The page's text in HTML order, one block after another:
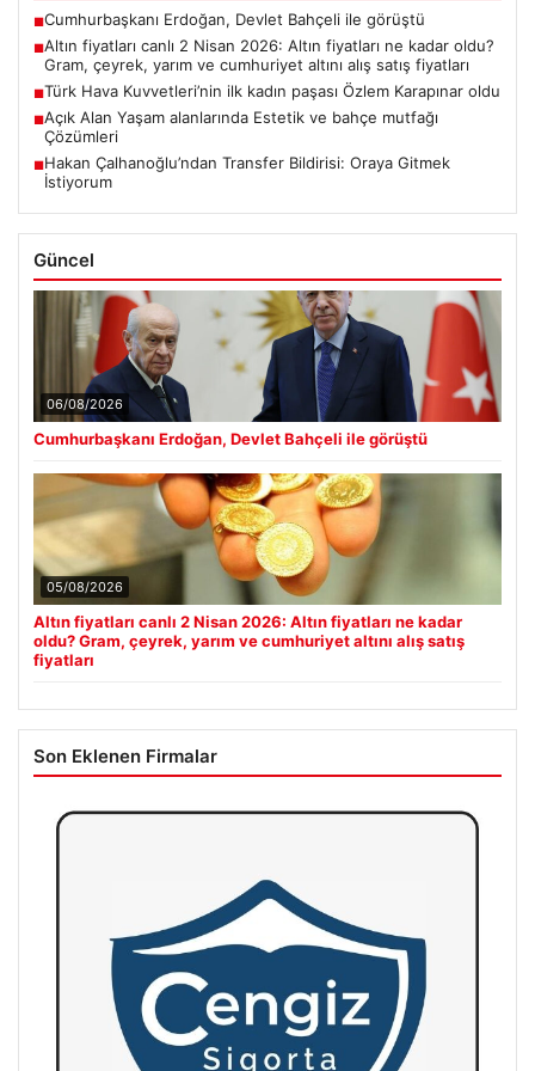
■Cumhurbaşkanı Erdoğan, Devlet Bahçeli ile görüştü
■Altın fiyatları canlı 2 Nisan 2026: Altın fiyatları ne kadar oldu?
Gram, çeyrek, yarım ve cumhuriyet altını alış satış fiyatları
■Türk Hava Kuvvetleri’nin ilk kadın paşası Özlem Karapınar oldu
■Açık Alan Yaşam alanlarında Estetik ve bahçe mutfağı
Çözümleri
■Hakan Çalhanoğlu’ndan Transfer Bildirisi: Oraya Gitmek
İstiyorum
Güncel
06/08/2026
Cumhurbaşkanı Erdoğan, Devlet Bahçeli ile görüştü
05/08/2026
Altın fiyatları canlı 2 Nisan 2026: Altın fiyatları ne kadar
oldu? Gram, çeyrek, yarım ve cumhuriyet altını alış satış
fiyatları
Son Eklenen Firmalar